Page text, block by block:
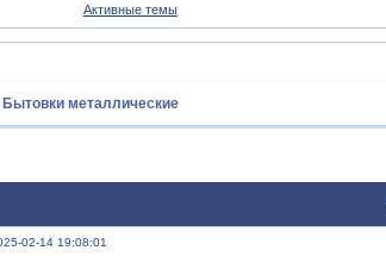
Активные темы
Бытовки металлические
02-14 19:08:01